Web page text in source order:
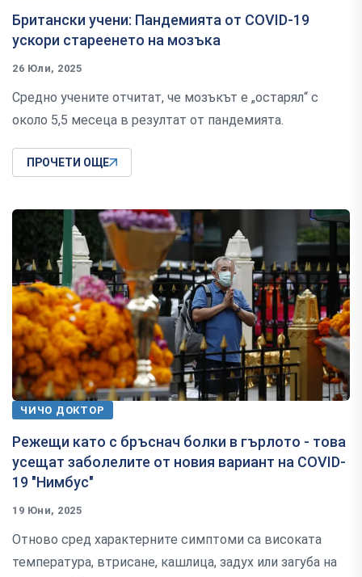
Британски учени: Пандемията от COVID-19
ускори стареенето на мозъка
26 Юли, 2025
Средно учените отчитат, че мозъкът е „остарял“ с
около 5,5 месеца в резултат от пандемията.
ПРОЧЕТИ ОЩЕ
ЧИЧО ДОКТОР
Режещи като с бръснач болки в гърлото - това
усещат заболелите от новия вариант на COVID-
19 "Нимбус"
19 Юни, 2025
Отново сред характерните симптоми са високата
температура, втрисане, кашлица, задух или загуба на